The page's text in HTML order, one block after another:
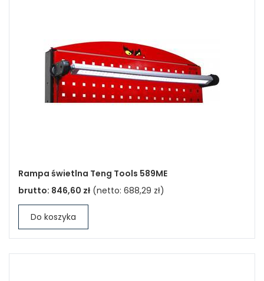
Rampa świetlna Teng Tools 589ME
brutto: 846,60 zł (netto: 688,29 zł)
Do koszyka